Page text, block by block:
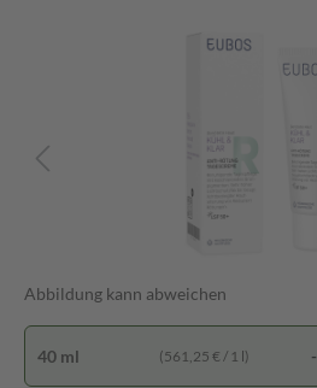
Abbildung kann abweichen
40 ml (561,25 € / 1 l)